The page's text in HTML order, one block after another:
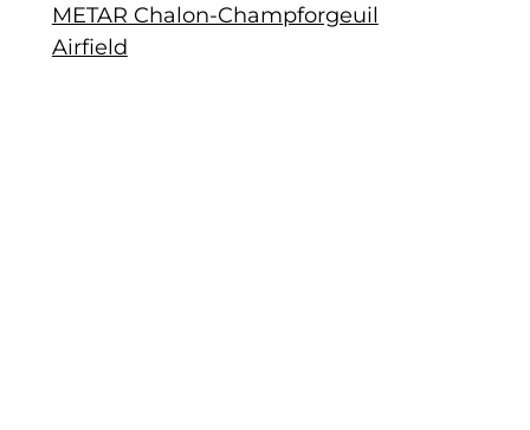
METAR Chalon-Champforgeuil
Airfield